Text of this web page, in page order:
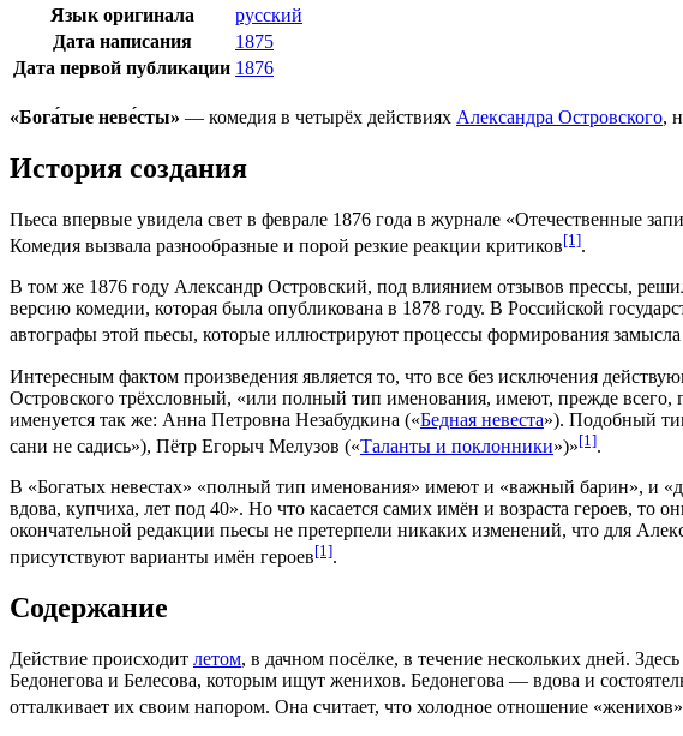
Язык оригинала
русский
Дата написания
1875
Дата первой публикации 1876
«Бога́тые неве́сты» — комедия в четырёх действиях Александра Островского,
История создания
Пьеса впервые увидела свет в феврале 1876 года в журнале «Отечественные
Комедия вызвала разнообразные и порой резкие реакции критиков[1].
В том же 1876 году Александр Островский, под влиянием отзывов прессы,
версию комедии, которая была опубликована в 1878 году. В Российской
автографы этой пьесы, которые иллюстрируют процессы формирования замысла
Интересным фактом произведения является то, что все без исключения
Островского трёхсловный, «или полный тип именования, имеют, прежде
именуется так же: Анна Петровна Незабудкина («Бедная невеста»). Подобный
сани не садись»), Пётр Егорыч Мелузов («Таланты и поклонники»)»[1].
В «Богатых невестах» «полный тип именования» имеют и «важный барин», и
вдова, купчиха, лет под 40». Но что касается самих имён и возраста героев, то
окончательной редакции пьесы не претерпели никаких изменений, что для
присутствуют варианты имён героев[1].
Содержание
Действие происходит летом, в дачном посёлке, в течение нескольких дней.
Бедонегова и Белесова, которым ищут женихов. Бедонегова — вдова и
отталкивает их своим напором. Она считает, что холодное отношение